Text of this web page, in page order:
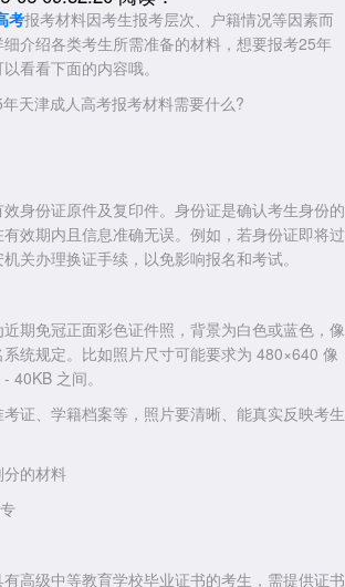
考报考材料因考生报考层次、户籍情况等因素而
介绍各类考生所需准备的材料，想要报考25年
看看下面的内容哦。
份证原件及复印件。身份证是确认考生身份的
效期内且信息准确无误。例如，若身份证即将过
关办理换证手续，以免影响报名和考试。
免冠正面彩色证件照，背景为白色或蓝色，像
统规定。比如照片尺寸可能要求为 480×640 像
40KB 之间。
、学籍档案等，照片要清晰、能真实反映考生
的材料
级中等教育学校毕业证书的考生，需提供证书